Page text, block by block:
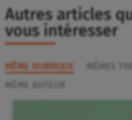
Autres articles
vous intéresser
MÊME RUBRIQUE
MÊMES
MÊME AUTEUR